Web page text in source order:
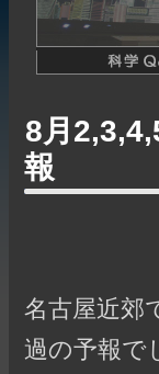
8月
報
名古屋近郊
過の予報で